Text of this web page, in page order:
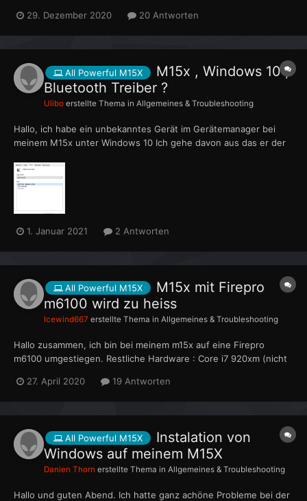
zuerst, dann Graka Treiber, und dann den Rest, zum Schluss das
Command Center. Im Gerätemanager habe ich be...
29. Dezember 2020 20 Antworten
All Powerful M15X
M15x , Windows 10 ,
Bluetooth Treiber ?
Ulibo erstellte Thema in Allgemeines & Troubleshooting
Hallo, ich habe ein unbekanntes Gerät im Gerätemanager bei
meinem M15x unter Windows 10 Ich gehe davon aus das er der
Windows 10 kompatibel. Gibt es einen universellen der passen
könnte ? Danke für eure Hilfe
1. Januar 2021 2 Antworten
All Powerful M15X
M15x mit Firepro
m6100 wird zu heiss
Icewind667 erstellte Thema in Allgemeines & Troubleshooting
Hallo zusammen, ich bin bei meinem m15x auf eine Firepro
m6100 umgestiegen. Restliche Hardware : Core i7 920xm (nicht
Probleme eingebaut und die Dell Treiber installiert. Leider wird
das Gerät innerhalb...
27. April 2020 19 Antworten
All Powerful M15X
Instalation von
Windows auf meinem M15X
Danien Thorn erstellte Thema in Allgemeines & Troubleshooting
Hallo und guten Abend. Ich hatte ganz achöne Probleme bei der